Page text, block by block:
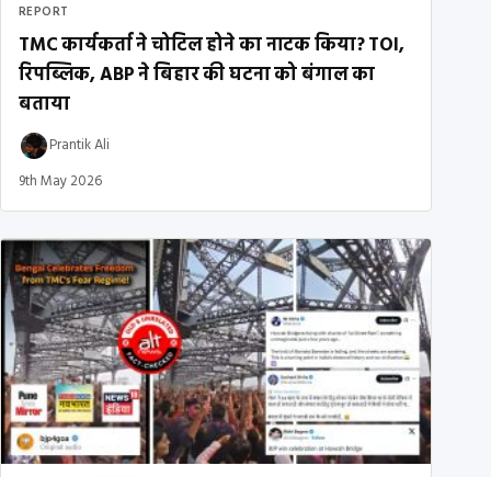
REPORT
TMC कार्यकर्ता ने चोटिल होने का नाटक किया? TOI,
रिपब्लिक, ABP ने बिहार की घटना को बंगाल का
बताया
Prantik Ali
9th May 2026